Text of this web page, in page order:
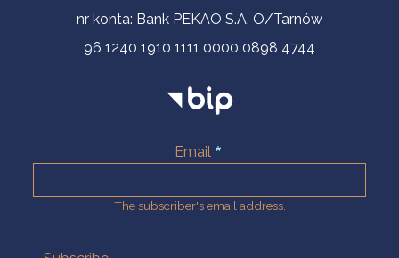
nr konta: Bank PEKAO S.A. O/Tarnów
96 1240 1910 1111 0000 0898 4744
Email
The subscriber's email address.